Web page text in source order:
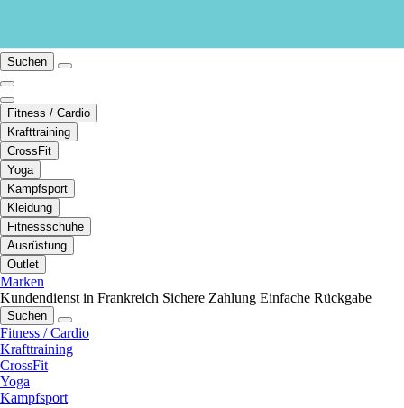
Suchen
Fitness / Cardio
Krafttraining
CrossFit
Yoga
Kampfsport
Kleidung
Fitnessschuhe
Ausrüstung
Outlet
Marken
Kundendienst in Frankreich Sichere Zahlung Einfache Rückgabe
Suchen
Fitness / Cardio
Krafttraining
CrossFit
Yoga
Kampfsport